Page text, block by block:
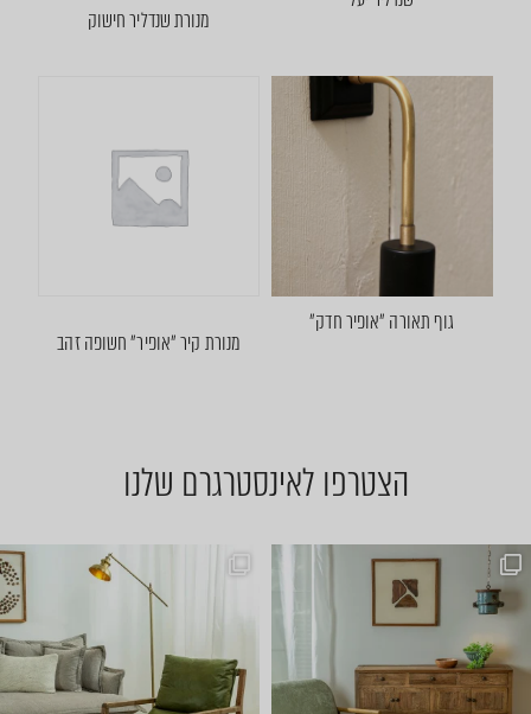
מנורת שנדליר חישוק
גוף תאורה ״אופיר חדק״
מנורת קיר ״אופיר״ חשופה זהב
הצטרפו לאינסטרגרם שלנו
אין כמו היום לדפדף בתמונות..